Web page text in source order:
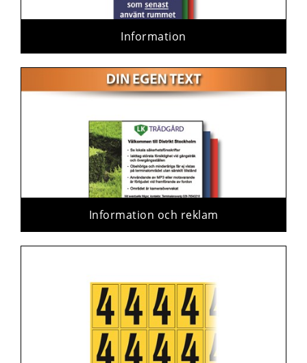
Information
Information och reklam